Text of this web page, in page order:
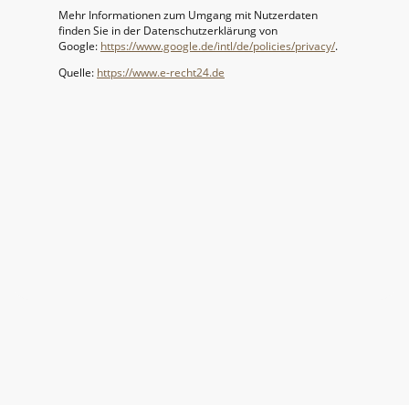
Mehr Informationen zum Umgang mit Nutzerdaten
finden Sie in der Datenschutzerklärung von
Google: https://www.google.de/intl/de/policies/privacy/.
Quelle: https://www.e-recht24.de